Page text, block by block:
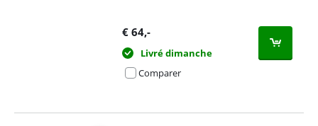
€ 64,-
Livré dimanche
Comparer